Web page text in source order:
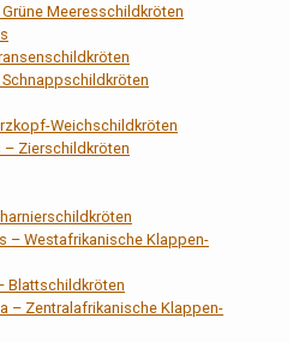
Meeresschildkröten
Weichschildkröten
– Zierschildkröten
– Westafrikanische Klappen-
Blattschildkröten
– Zentralafrikanische Klappen-